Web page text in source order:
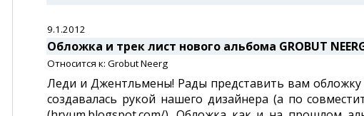
9.1.2012
Обложка и трек лист нового альбома GROBUT
Относится к: Grobut Neerg
Леди и Джентльмены! Рады представить вам
создавалась рукой нашего дизайнера (а по